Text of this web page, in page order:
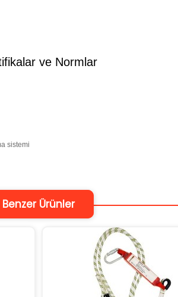
ve Normlar
sistemi
Benzer Ürünler